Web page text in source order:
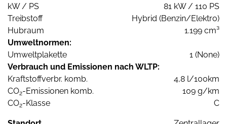
kW / PS
81 kW / 110 PS
Treibstoff
Hybrid (Benzin/Elektro)
Hubraum
1.199 cm³
Umweltnormen:
Umweltplakette
1 (None)
Verbrauch und Emissionen nach WLTP:
Kraftstoffverbr. komb.
4,8 l/100km
CO2-Emissionen komb.
109 g/km
CO2-Klasse C